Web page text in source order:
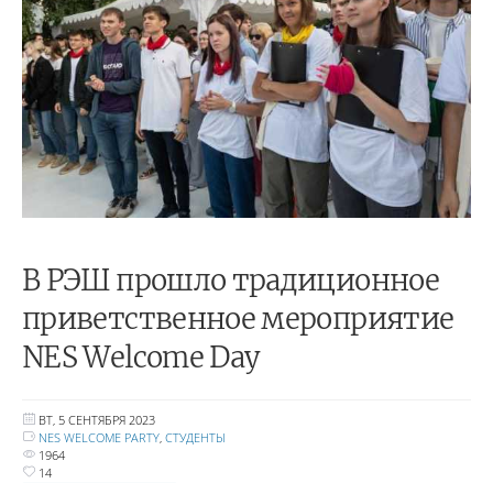
В РЭШ прошло традиционное
приветственное мероприятие
NES Welcome Day
ВТ, 5 СЕНТЯБРЯ 2023
NES WELCOME PARTY, СТУДЕНТЫ
1964
14